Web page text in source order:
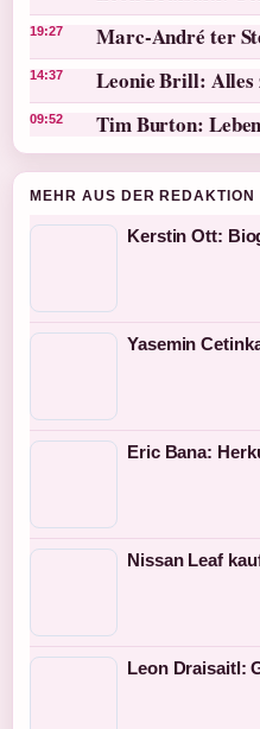
19:27 Marc-André ter
14:37 Leonie Brill: Alles
09:52 Tim Burton:
MEHR AUS DER REDAKTION
Kerstin Ott:
Yasemin
Eric Bana:
Nissan Leaf
Leon Draisaitl: